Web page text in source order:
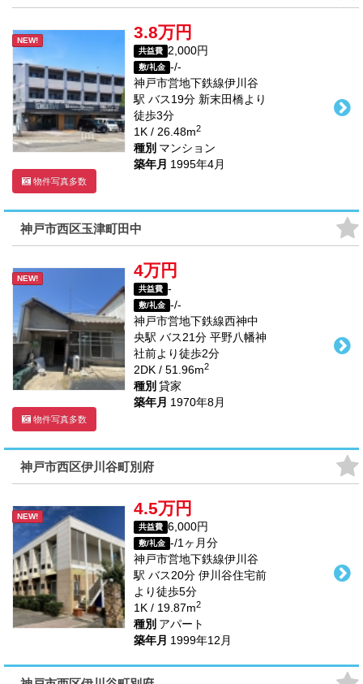
NEW!
物件写真多数
3.8万円
共益費 2,000円
敷/礼金 -/-
神戸市営地下鉄線伊川谷
駅 バス19分 新末田橋より
徒歩3分
1K / 26.48m2
種別 マンション
築年月 1995年4月
神戸市西区玉津町田中
NEW!
物件写真多数
4万円
共益費 -
敷/礼金 -/-
神戸市営地下鉄線西神中
央駅 バス21分 平野八幡神
社前より徒歩2分
2DK / 51.96m2
種別 貸家
築年月 1970年8月
神戸市西区伊川谷町別府
NEW! 4.5万円
共益費 6,000円
敷/礼金 -/1ヶ月分
神戸市営地下鉄線伊川谷
駅 バス20分 伊川谷住宅前
より徒歩5分
1K / 19.87m2
種別 アパート
築年月 1999年12月